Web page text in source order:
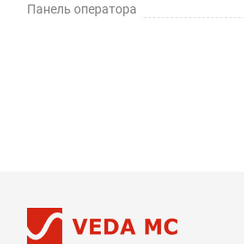
Панель оператора